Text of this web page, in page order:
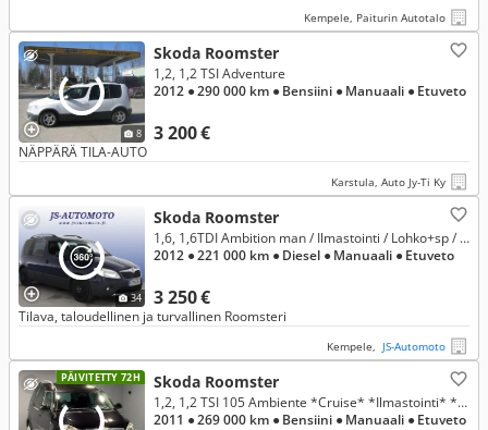
Kempele, Paiturin Autotalo
8
Skoda Roomster
3 200 €
1,2, 1,2 TSI Adventure
2012 ● 290 000 km ● Bensiini ● Manuaali ● Etuveto
NÄPPÄRÄ TILA-AUTO
Karstula, Auto Jy-Ti Ky
34
Skoda Roomster
3 250 €
1,6, 1,6TDI Ambition man / Ilmastointi / Lohko+sp / Vetokoukku / Huoltokirja / 2 x renkaat / 03/26 kats /Vaihto ja rahoitus
2012 ● 221 000 km ● Diesel ● Manuaali ● Etuveto
Tilava, taloudellinen ja turvallinen Roomsteri
Kempele, JS-Automoto
PÄIVITETTY 72H Skoda Roomster
1,2, 1,2 TSI 105 Ambiente *Cruise* *Ilmastointi* *Suomi-auto* *Lohkolämmitin* *Sähkölasit* *Koukku* *Tilava-monikäyttöauto*
2011 ● 269 000 km ● Bensiini ● Manuaali ● Etuveto